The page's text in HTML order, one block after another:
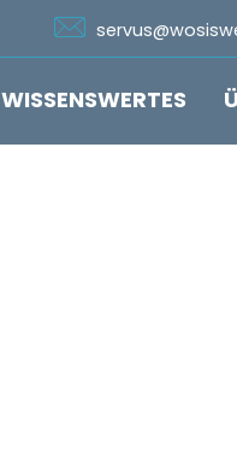
WISSENSWERTES